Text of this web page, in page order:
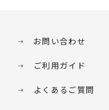
お問い合わせ
ご利用ガイド
よくあるご質問